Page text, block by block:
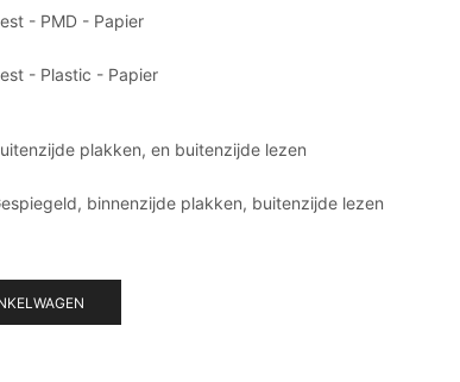
- PMD - Papier
- Plastic - Papier
plakken, en buitenzijde lezen
binnenzijde plakken, buitenzijde lezen